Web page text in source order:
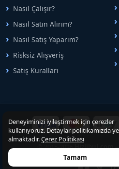
ticaretin güvenli
adreslerinden birisidir.
Nasıl Çalışır?
Nasıl Satın Alırım?
Nasıl Satış Yaparım?
Risksiz Alışveriş
Satış Kuralları
© 2015-2026Hizlibul.com—
Deneyiminizi iyileştirmek için çerezler
kullanıyoruz. Detaylar politikamızda
almaktadır.Çerez Politikası
Tamam